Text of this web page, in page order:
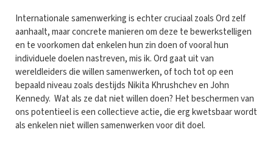
Internationale samenwerking is echter cruciaal zoals Ord zelf
aanhaalt, maar concrete manieren om deze te bewerkstelligen
en te voorkomen dat enkelen hun zin doen of vooral hun
individuele doelen nastreven, mis ik. Ord gaat uit van
wereldleiders die willen samenwerken, of toch tot op een
bepaald niveau zoals destijds Nikita Khrushchev en John
Kennedy. Wat als ze dat niet willen doen? Het beschermen van
ons potentieel is een collectieve actie, die erg kwetsbaar wordt
als enkelen niet willen samenwerken voor dit doel.